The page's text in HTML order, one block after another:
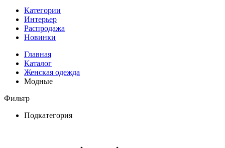
Категории
Интерьер
Распродажа
Новинки
Главная
Каталог
Женская одежда
Модные
Фильтр
Подкатегория